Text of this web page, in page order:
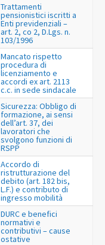
Trattamenti
pensionistici iscritti a
Enti previdenziali –
art. 2, co 2, D.Lgs. n.
103/1996
Mancato rispetto
procedura di
licenziamento e
accordi ex art. 2113
c.c. in sede sindacale
Sicurezza: Obbligo di
formazione, ai sensi
dell’art. 37, dei
lavoratori che
svolgono funzioni di
RSPP
Accordo di
ristrutturazione del
debito (art. 182 bis,
L.F.) e contributo di
ingresso mobilità
DURC e benefici
normativi e
contributivi – cause
ostative